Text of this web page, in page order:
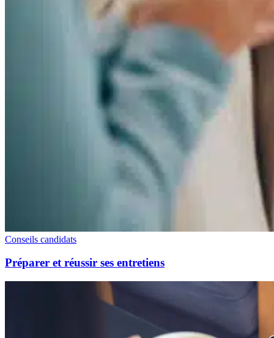
Conseils candidats
Préparer et réussir ses entretiens